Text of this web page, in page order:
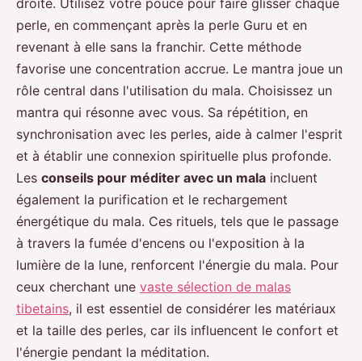
droite. Utilisez votre pouce pour faire glisser chaque
perle, en commençant après la perle Guru et en
revenant à elle sans la franchir. Cette méthode
favorise une concentration accrue. Le mantra joue un
rôle central dans l'utilisation du mala. Choisissez un
mantra qui résonne avec vous. Sa répétition, en
synchronisation avec les perles, aide à calmer l'esprit
et à établir une connexion spirituelle plus profonde.
Les conseils pour méditer avec un mala incluent
également la purification et le rechargement
énergétique du mala. Ces rituels, tels que le passage
à travers la fumée d'encens ou l'exposition à la
lumière de la lune, renforcent l'énergie du mala. Pour
ceux cherchant une vaste sélection de malas
tibetains, il est essentiel de considérer les matériaux
et la taille des perles, car ils influencent le confort et
l'énergie pendant la méditation.